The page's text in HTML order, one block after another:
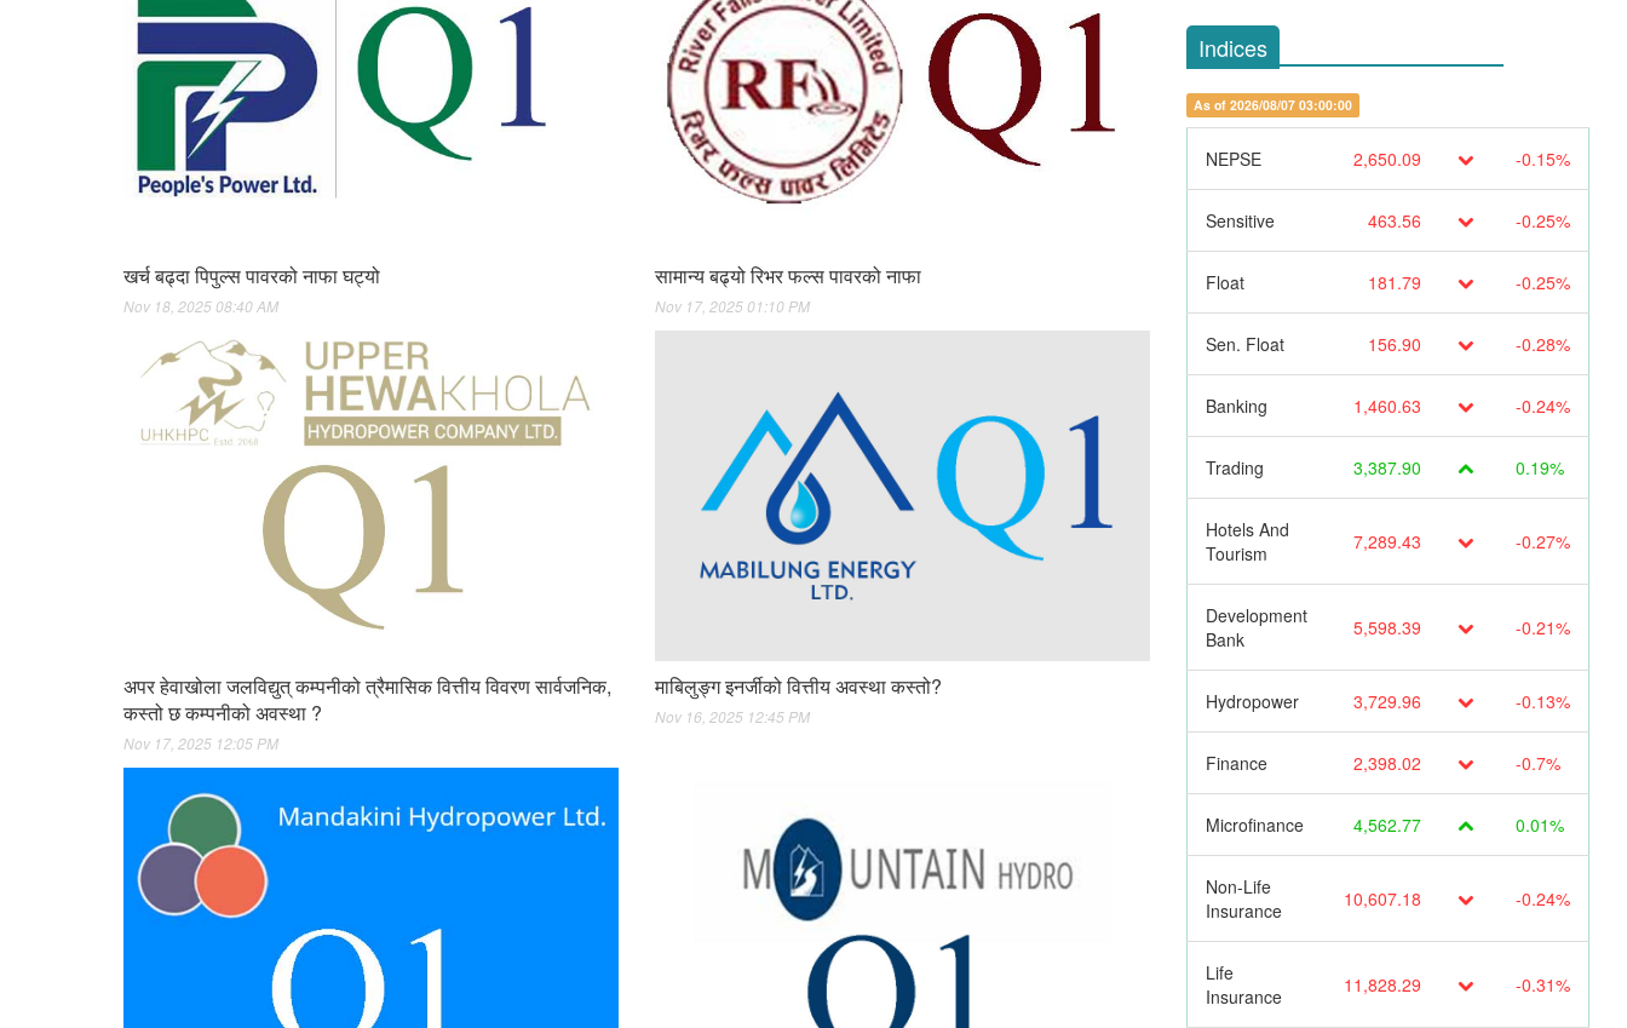
खर्च बढ्दा पिपुल्स पावरको नाफा घट्यो
Nov 18, 2025 08:40 AM
सामान्य बढ्यो रिभर फल्स पावरको नाफा
Nov 17, 2025 01:10 PM
अपर हेवाखोला जलविद्युत् कम्पनीको त्रैमासिक वित्तीय विवरण सार्वजनिक,
कस्तो छ कम्पनीको अवस्था ?
Nov 17, 2025 12:05 PM
माबिलुङ्ग इनर्जीको वित्तीय अवस्था कस्तो?
Nov 16, 2025 12:45 PM
Indices
As of 2026/08/07 03:00:00
NEPSE 2,650.09 -0.15%
Sensitive 463.56 -0.25%
Float 181.79 -0.25%
Sen. Float 156.90 -0.28%
Banking 1,460.63 -0.24%
Trading 3,387.90 0.19%
Hotels And
Tourism
7,289.43 -0.27%
Development
Bank
5,598.39 -0.21%
Hydropower 3,729.96 -0.13%
Finance 2,398.02 -0.7%
Microfinance 4,562.77 0.01%
Non-Life
Insurance
10,607.18 -0.24%
Life
Insurance
11,828.29 -0.31%